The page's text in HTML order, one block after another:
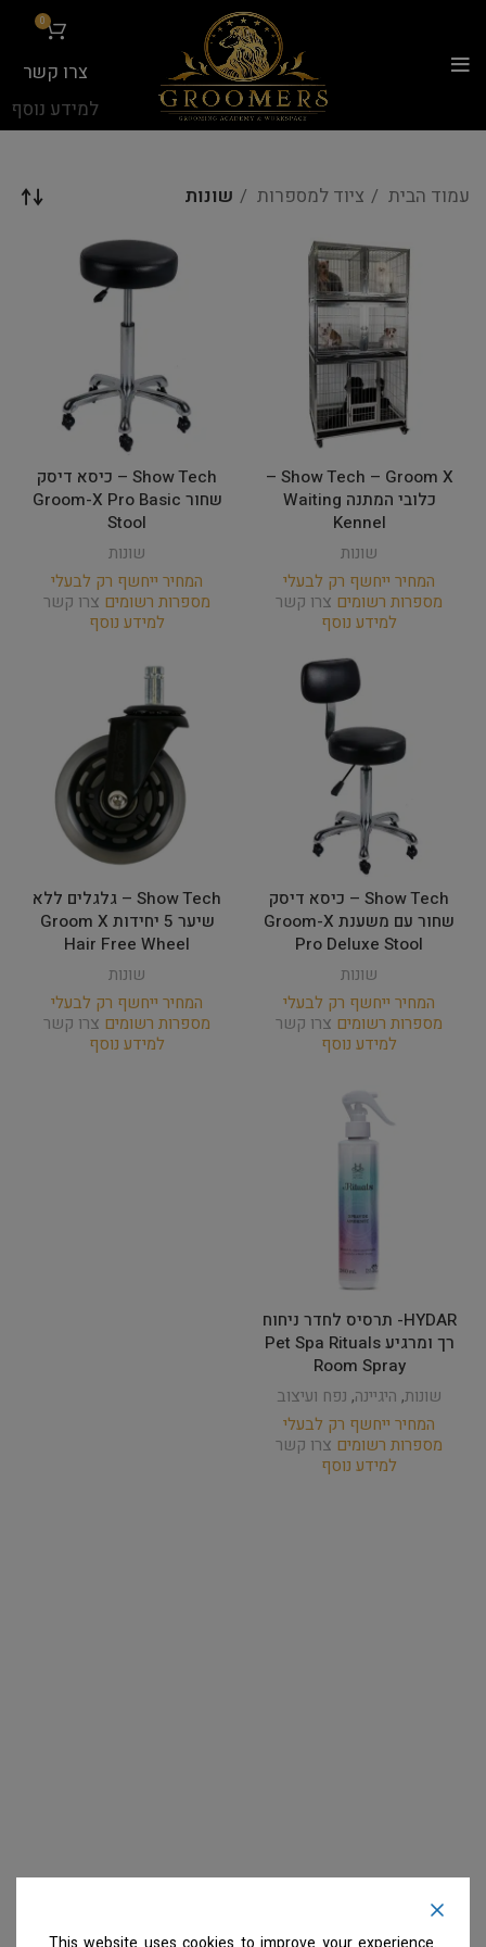
0
צרו קשר
למידע נוסף
עמוד הבית ציוד למספרות שונות
Show Tech – Groom X –
כלובי המתנה Waiting
Kennel
שונות
המחיר ייחשף רק לבעלי
מספרות רשומים צרו קשר
למידע נוסף
Show Tech – כיסא דיסק
שחור Groom-X Pro Basic
Stool
שונות
המחיר ייחשף רק לבעלי
מספרות רשומים צרו קשר
למידע נוסף
Show Tech – כיסא דיסק
שחור עם משענת Groom-X
Pro Deluxe Stool
שונות
המחיר ייחשף רק לבעלי
מספרות רשומים צרו קשר
למידע נוסף
Show Tech – גלגלים ללא
שיער 5 יחידות Groom X
Hair Free Wheel
שונות
המחיר ייחשף רק לבעלי
מספרות רשומים צרו קשר
למידע נוסף
HYDAR- תרסיס לחדר ניחוח
רך ומרגיע Pet Spa Rituals
Room Spray
שונות, היגיינה, נפח ועיצוב
המחיר ייחשף רק לבעלי
מספרות רשומים צרו קשר
למידע נוסף